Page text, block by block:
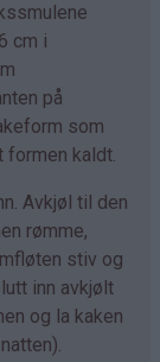
cm i
på
som
formen kaldt.
Avkjøl til den
rømme,
stiv og
inn avkjølt
og la kaken